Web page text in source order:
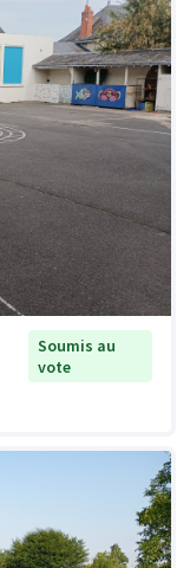
Soumis au
vote